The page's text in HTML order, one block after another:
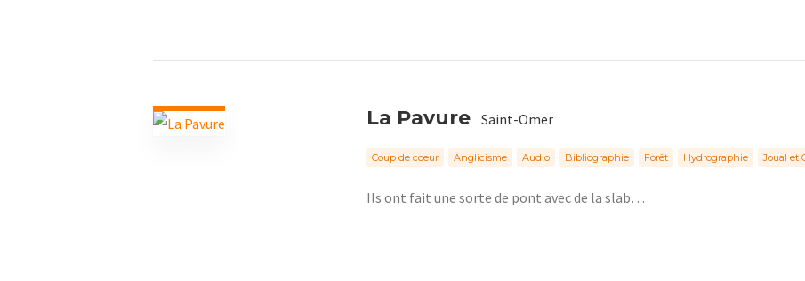
La Pavure Saint-Omer
Coup de coeur Anglicisme Audio Bibliographie Forêt Hydrographie Joual et
Ils ont fait une sorte de pont avec de la slab…